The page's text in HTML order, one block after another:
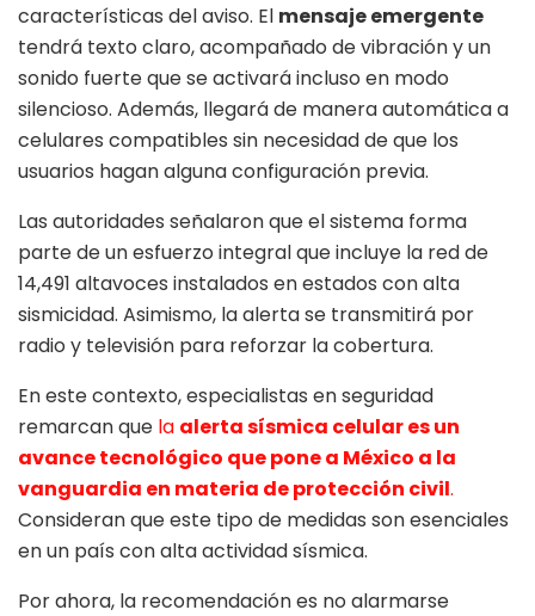
características del aviso. El mensaje emergente
tendrá texto claro, acompañado de vibración y un
sonido fuerte que se activará incluso en modo
silencioso. Además, llegará de manera automática a
celulares compatibles sin necesidad de que los
usuarios hagan alguna configuración previa.
Las autoridades señalaron que el sistema forma
parte de un esfuerzo integral que incluye la red de
14,491 altavoces instalados en estados con alta
sismicidad. Asimismo, la alerta se transmitirá por
radio y televisión para reforzar la cobertura.
En este contexto, especialistas en seguridad
remarcan que la alerta sísmica celular es un
avance tecnológico que pone a México a la
vanguardia en materia de protección civil.
Consideran que este tipo de medidas son esenciales
en un país con alta actividad sísmica.
Por ahora, la recomendación es no alarmarse